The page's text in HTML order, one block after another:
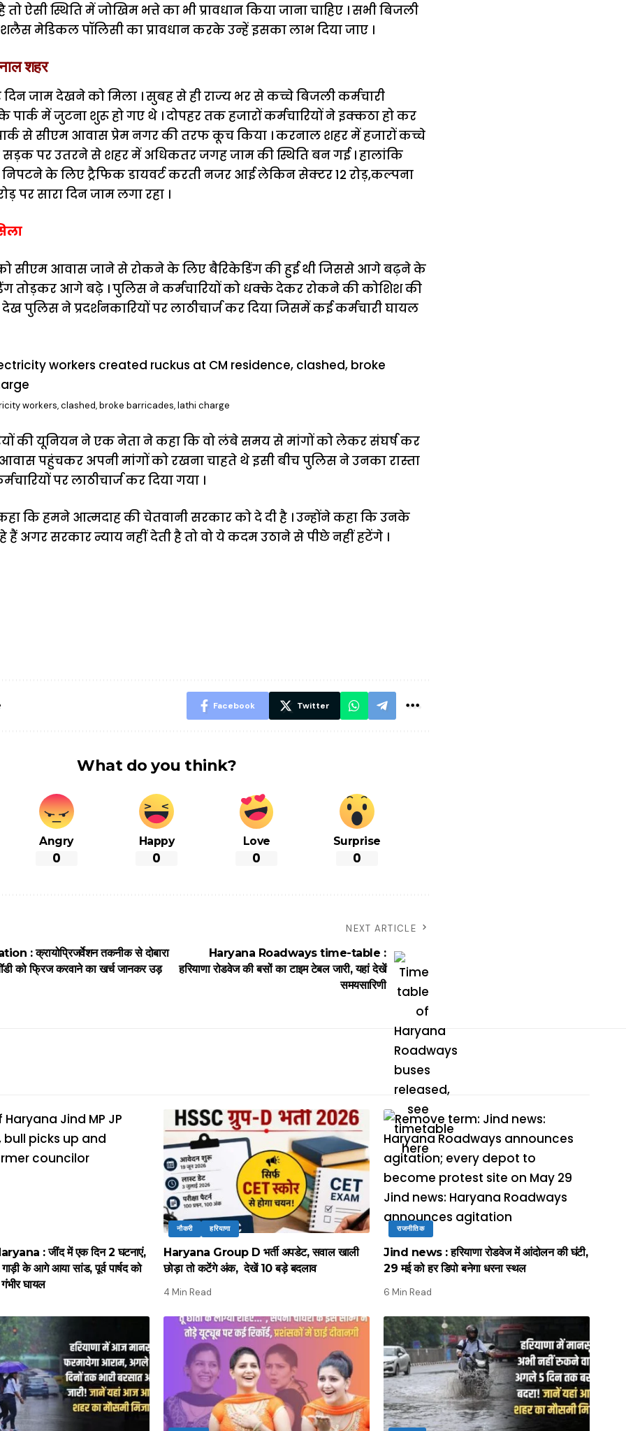
तो ऐसी स्थिति में जोखिम भत्ते का भी प्रावधान किया जाना चाहिए । सभी बिजली
मेडिकल पॉलिसी का प्रावधान करके उन्हें इसका लाभ दिया जाए ।
शहर
जाम देखने को मिला । सुबह से ही राज्य भर से कच्चे बिजली कर्मचारी
में जुटना शुरू हो गए थे । दोपहर तक हजारों कर्मचारियों ने इक्कठा हो कर
से सीएम आवास प्रेम नगर की तरफ कूच किया । करनाल शहर में हजारों कच्चे
सड़क पर उतरने से शहर में अधिकतर जगह जाम की स्थिति बन गई । हालांकि
के लिए ट्रैफिक डायवर्ट करती नजर आई लेकिन सेक्टर 12 रोड़,कल्पना
पर सारा दिन जाम लगा रहा ।
को सीएम आवास जाने से रोकने के लिए बैरिकेडिंग की हुई थी जिससे आगे बढ़ने के
तोड़कर आगे बढ़े । पुलिस ने कर्मचारियों को धक्के देकर रोकने की कोशिश की
पुलिस ने प्रदर्शनकारियों पर लाठीचार्ज कर दिया जिसमें कई कर्मचारी घायल
workers, clashed, broke barricades, lathi charge
की यूनियन ने एक नेता ने कहा कि वो लंबे समय से मांगों को लेकर संघर्ष कर
पहुंचकर अपनी मांगों को रखना चाहते थे इसी बीच पुलिस ने उनका रास्ता
पर लाठीचार्ज कर दिया गया ।
कि हमने आत्मदाह की चेतवानी सरकार को दे दी है । उन्होंने कहा कि उनके
हैं अगर सरकार न्याय नहीं देती है तो वो ये कदम उठाने से पीछे नहीं हटेंगे ।
निगरानी
Facebook Twitter
What do you think?
Angry
0
Happy
0
Love
0
Surprise
0
: क्रायोप्रिजर्वेशन तकनीक से दोबारा
को फ्रिज करवाने का खर्च जानकर उड़
NEXT ARTICLE
Haryana Roadways time-table :
हरियाणा रोडवेज की बसों का टाइम टेबल जारी, यहां देखें
समयसारिणी
: जींद में एक दिन 2 घटनाएं,
के आगे आया सांड, पूर्व पार्षद को
घायल
नौकरी हरियाणा
Haryana Group D भर्ती अपडेट, सवाल खाली
छोड़ा तो कटेंगे अंक, देखें 10 बड़े बदलाव
4 Min Read
राजनीतिक
Jind news : हरियाणा रोडवेज में आंदोलन की घंटी,
29 मई को हर डिपो बनेगा धरना स्थल
6 Min Read